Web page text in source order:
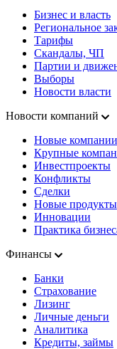
Бизнес и власть
Региональное
Тарифы
Скандалы, ЧП
Партии и
Выборы
Новости власти
Новости компаний
Новые компании
Крупные
Инвестпроекты
Конфликты
Сделки
Новые продукты
Инновации
Практика
Финансы
Банки
Страхование
Лизинг
Личные деньги
Аналитика
Кредиты, займы